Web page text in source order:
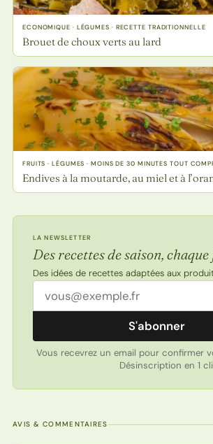
ECONOMIQUE · LÉGUMES · RECETTE TRADITIONNELLE
Brouet de choux verts au lard
FRUITS · LÉGUMES · MOINS DE 30 MINUTES TOUT
Endives à la moutarde, au miel et à
LA NEWSLETTER
Des recettes de saison,
Des idées de recettes adaptées aux
Adresse email
S'abonner
Vous recevrez un email pour confirmer
Désinscription en 1
AVIS & COMMENTAIRES